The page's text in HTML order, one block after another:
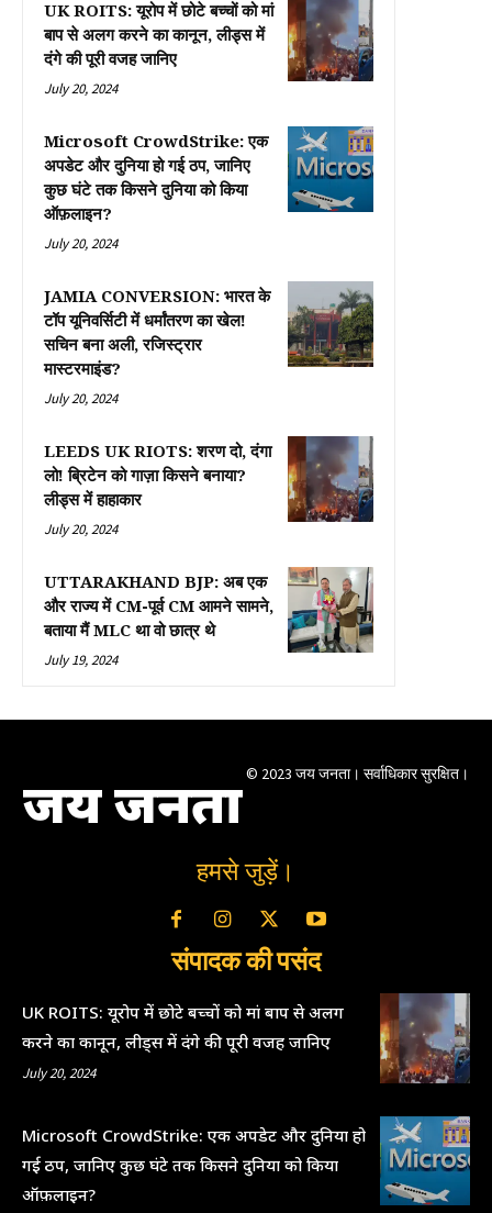
UK ROITS: यूरोप में छोटे बच्चों को मां
बाप से अलग करने का कानून, लीड्स में
दंगे की पूरी वजह जानिए
July 20, 2024
Microsoft CrowdStrike: एक
अपडेट और दुनिया हो गई ठप, जानिए
कुछ घंटे तक किसने दुनिया को किया
ऑफ़लाइन?
July 20, 2024
JAMIA CONVERSION: भारत के
टॉप यूनिवर्सिटी में धर्मांतरण का खेल!
सचिन बना अली, रजिस्ट्रार
मास्टरमाइंड?
July 20, 2024
LEEDS UK RIOTS: शरण दो, दंगा
लो! ब्रिटेन को गाज़ा किसने बनाया?
लीड्स में हाहाकार
July 20, 2024
UTTARAKHAND BJP: अब एक
और राज्य में CM-पूर्व CM आमने सामने,
बताया मैं MLC था वो छात्र थे
July 19, 2024
जय जनता © 2023 जय जनता। सर्वाधिकार सुरक्षित।
हमसे जुड़ें।
संपादक की पसंद
UK ROITS: यूरोप में छोटे बच्चों को मां बाप से अलग
करने का कानून, लीड्स में दंगे की पूरी वजह जानिए
July 20, 2024
Microsoft CrowdStrike: एक अपडेट और दुनिया हो
गई ठप, जानिए कुछ घंटे तक किसने दुनिया को किया
ऑफ़लाइन?